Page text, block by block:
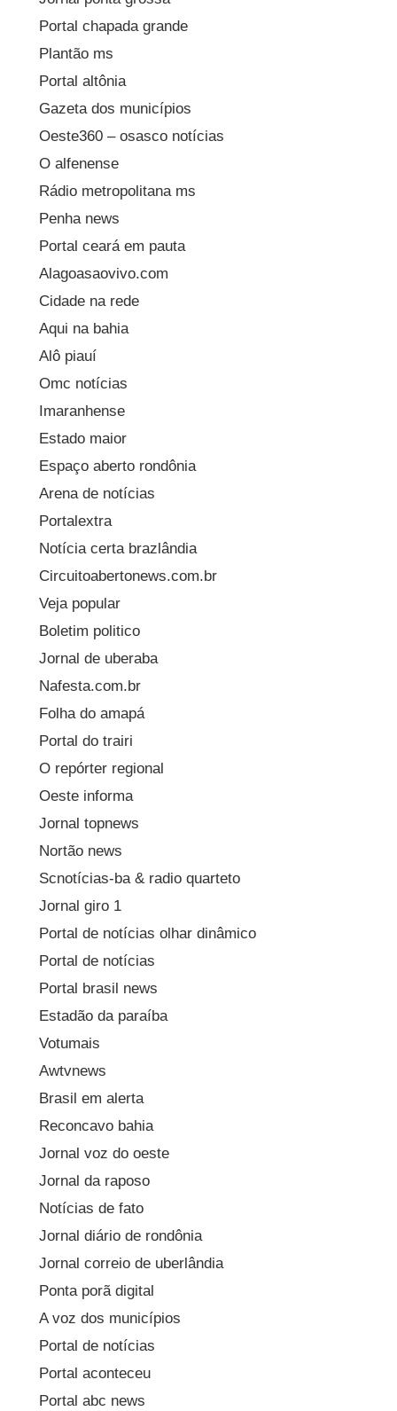
Portal chapada grande
Plantão ms
Portal altônia
Gazeta dos municípios
Oeste360 – osasco notícias
O alfenense
Rádio metropolitana ms
Penha news
Portal ceará em pauta
Alagoasaovivo.com
Cidade na rede
Aqui na bahia
Alô piauí
Omc notícias
Imaranhense
Estado maior
Espaço aberto rondônia
Arena de notícias
Portalextra
Notícia certa brazlândia
Circuitoabertonews.com.br
Veja popular
Boletim politico
Jornal de uberaba
Nafesta.com.br
Folha do amapá
Portal do trairi
O repórter regional
Oeste informa
Jornal topnews
Nortão news
Scnotícias-ba & radio quarteto
Jornal giro 1
Portal de notícias olhar dinâmico
Portal de notícias
Portal brasil news
Estadão da paraíba
Votumais
Awtvnews
Brasil em alerta
Reconcavo bahia
Jornal voz do oeste
Jornal da raposo
Notícias de fato
Jornal diário de rondônia
Jornal correio de uberlândia
Ponta porã digital
A voz dos municípios
Portal de notícias
Portal aconteceu
Portal abc news